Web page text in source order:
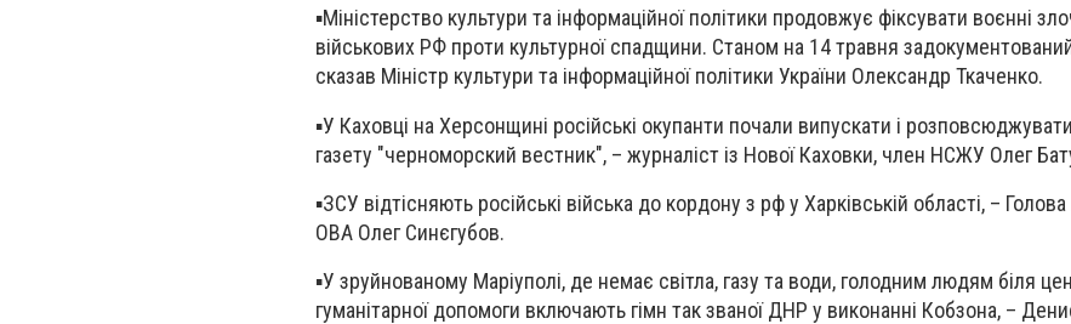
▪️Міністерство культури та інформаційної політики продовжує фіксувати воєнні
військових РФ проти культурної спадщини. Станом на 14 травня
сказав Міністр культури та інформаційної політики України Олександр Ткаченко.
▪️У Каховці на Херсонщині російські окупанти почали випускати і
газету "черноморский вестник", – журналіст із Нової Каховки, член НСЖУ Олег
▪️ЗСУ відтісняють російські війська до кордону з рф у Харківській області, – Голова
ОВА Олег Синєгубов.
▪️У зруйнованому Маріуполі, де немає світла, газу та води, голодним людям біля
гуманітарної допомоги включають гімн так званої ДНР у виконанні Кобзона, –